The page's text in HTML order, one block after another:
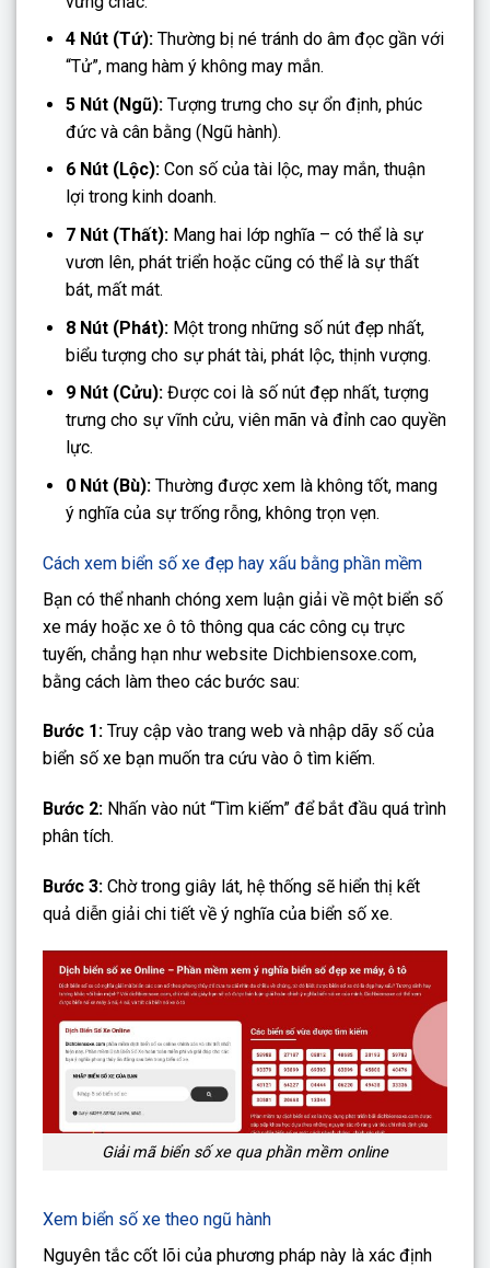
4 Nút (Tứ):Thường bị né tránh do âm đọc gần với
“Tử”, mang hàm ý không may mắn.
5 Nút (Ngũ):Tượng trưng cho sự ổn định, phúc
đức và cân bằng (Ngũ hành).
6 Nút (Lộc):Con số của tài lộc, may mắn, thuận
lợi trong kinh doanh.
7 Nút (Thất):Mang hai lớp nghĩa – có thể là sự
vươn lên, phát triển hoặc cũng có thể là sự thất
bát, mất mát.
8 Nút (Phát):Một trong những số nút đẹp nhất,
biểu tượng cho sự phát tài, phát lộc, thịnh vượng.
9 Nút (Cửu):Được coi là số nút đẹp nhất, tượng
trưng cho sự vĩnh cửu, viên mãn và đỉnh cao quyền
lực.
0 Nút (Bù):Thường được xem là không tốt, mang
ý nghĩa của sự trống rỗng, không trọn vẹn.
Cách xem biển số xe đẹp hay xấu bằng phần mềm
Bạn có thể nhanh chóng xem luận giải về một biển số
xe máy hoặc xe ô tô thông qua các công cụ trực
tuyến, chẳng hạn như website Dichbiensoxe.com,
bằng cách làm theo các bước sau:
Bước 1: Truy cập vào trang web và nhập dãy số của
biển số xe bạn muốn tra cứu vào ô tìm kiếm.
Bước 2: Nhấn vào nút “Tìm kiếm” để bắt đầu quá trình
phân tích.
Bước 3: Chờ trong giây lát, hệ thống sẽ hiển thị kết
quả diễn giải chi tiết về ý nghĩa của biển số xe.
Giải mã biển số xe qua phần mềm online
Xem biển số xe theo ngũ hành
Nguyên tắc cốt lõi của phương pháp này là xác định